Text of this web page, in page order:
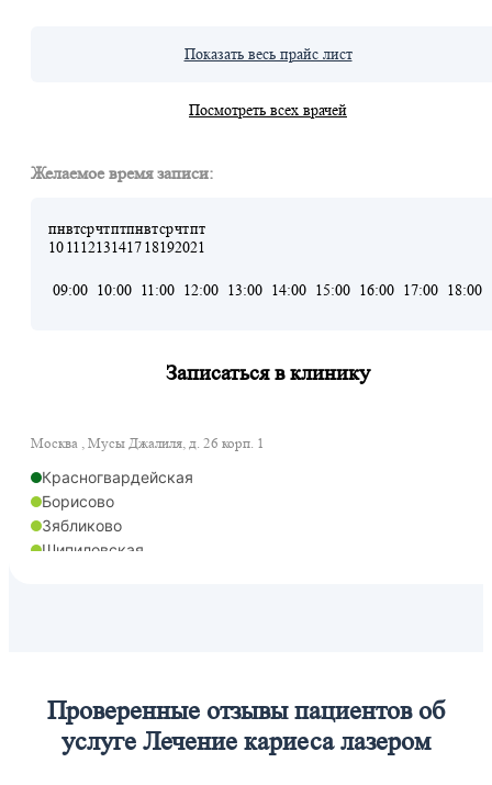
Показать весь прайс лист
Посмотреть всех врачей
Желаемое время записи:
пн
10
вт
11
ср
12
чт
13
пт
14
пн
17
вт
18
ср
19
чт
20
пт
21
09:00 10:00 11:00 12:00 13:00 14:00 15:00 16:00 17:00 18:00
Записаться в клинику
Москва , Мусы Джалиля, д. 26 корп. 1
Красногвардейская
Борисово
Зябликово
Шипиловская
Проверенные отзывы пациентов об
услуге Лечение кариеса лазером